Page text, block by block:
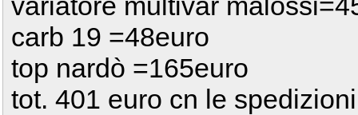
carb 19 =48euro
top nardò =165euro
tot. 401 euro cn le spedizioni